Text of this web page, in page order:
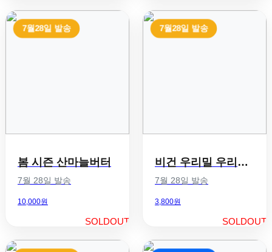
7월28일 발송
봄 시즌 산마늘버터
7월 28일 발송
10,000원
SOLDOUT
7월28일 발송
비건 우리밀 우리팥빵
7월 28일 발송
3,800원
SOLDOUT